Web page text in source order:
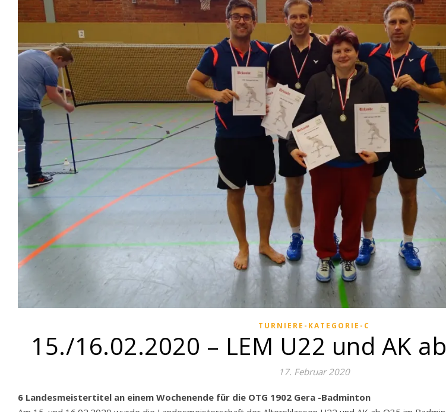
TURNIERE-KATEGORIE-C
15./16.02.2020 – LEM U22 und AK
17. Februar 2020
6 Landesmeistertitel an einem Wochenende für die OTG 1902 Gera -Badminton